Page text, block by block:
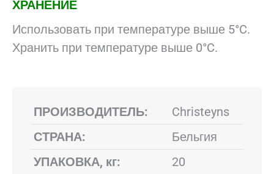
ХРАНЕНИЕ
Использовать при температуре выше 5°C.
Хранить при температуре выше 0°C.
ПРОИЗВОДИТЕЛЬ:
Christeyns
СТРАНА:
Бельгия
УПАКОВКА, кг:
20